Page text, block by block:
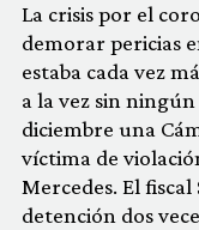
La crisis por el
demorar pericias
estaba cada vez
a la vez sin
diciembre una
víctima de
Mercedes. El
detención dos